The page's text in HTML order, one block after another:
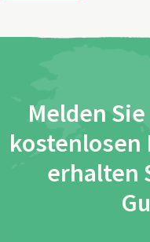
Melden
kostenlosen
erhalten